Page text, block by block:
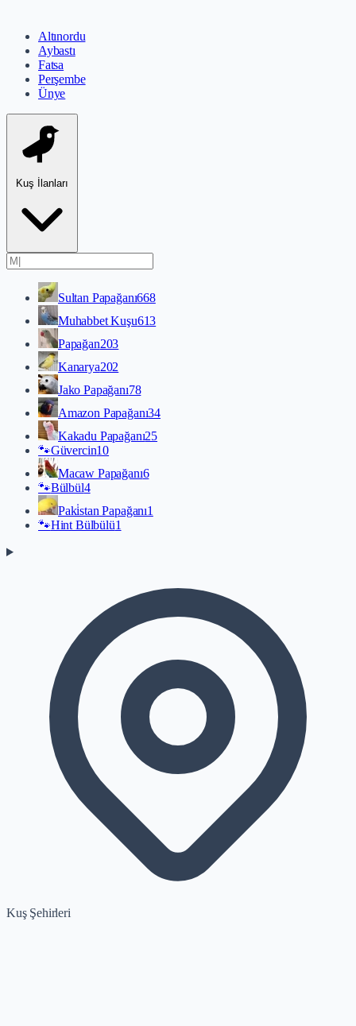
Altınordu
Aybastı
Fatsa
Perşembe
Ünye
Kuş İlanları
Sultan Papağanı668
Muhabbet Kuşu613
Papağan203
Kanarya202
Jako Papağanı78
Amazon Papağanı34
Kakadu Papağanı25
🐾Güvercin10
Macaw Papağanı6
🐾Bülbül4
Paki̇stan Papağanı1
🐾Hint Bülbülü1
Kuş Şehirleri